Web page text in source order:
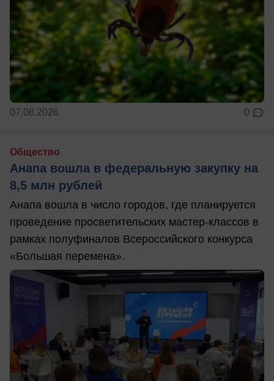
07.08.2026 0
Общество
Анапа вошла в федеральную закупку на
8,5 млн рублей
Анапа вошла в число городов, где планируется
проведение просветительских мастер-классов в
рамках полуфиналов Всероссийского конкурса
«Большая перемена».